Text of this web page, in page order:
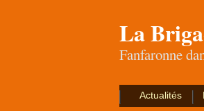
La
Fanfaronne
Actualités